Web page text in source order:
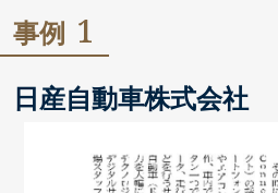
事例 1
日産自動車株式会社